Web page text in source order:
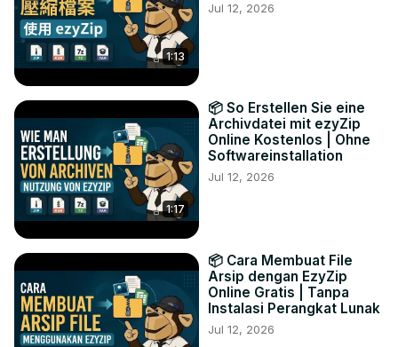
1:13
Jul 12, 2026
1:17
📦 So Erstellen Sie eine
Archivdatei mit ezyZip
Online Kostenlos | Ohne
Softwareinstallation
Jul 12, 2026
📦 Cara Membuat File
Arsip dengan EzyZip
Online Gratis | Tanpa
Instalasi Perangkat Lunak
Jul 12, 2026